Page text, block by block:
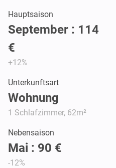
Hauptsaison
September : 114
€
+12%
Unterkunftsart
Wohnung
1 Schlafzimmer, 62m²
Nebensaison
Mai : 90 €
-12%